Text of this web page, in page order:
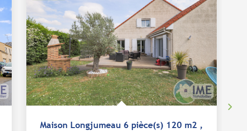
Maison Longjumeau 6 pièce(s) 120 m2 ,